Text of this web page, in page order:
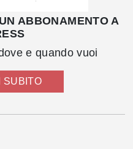
ABBONAMENTO A
e quando vuoi
SUBITO